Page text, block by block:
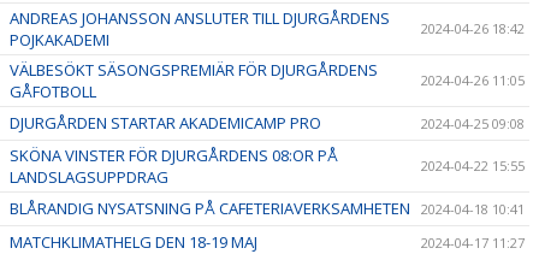
ANDREAS JOHANSSON ANSLUTER TILL DJURGÅRDENS
POJKAKADEMI
2024-04-26 18:42
VÄLBESÖKT SÄSONGSPREMIÄR FÖR DJURGÅRDENS
GÅFOTBOLL
2024-04-26 11:05
DJURGÅRDEN STARTAR AKADEMICAMP PRO 2024-04-25 09:08
SKÖNA VINSTER FÖR DJURGÅRDENS 08:OR PÅ
LANDSLAGSUPPDRAG
2024-04-22 15:55
BLÅRANDIG NYSATSNING PÅ CAFETERIAVERKSAMHETEN 2024-04-18 10:41
MATCHKLIMATHELG DEN 18-19 MAJ 2024-04-17 11:27